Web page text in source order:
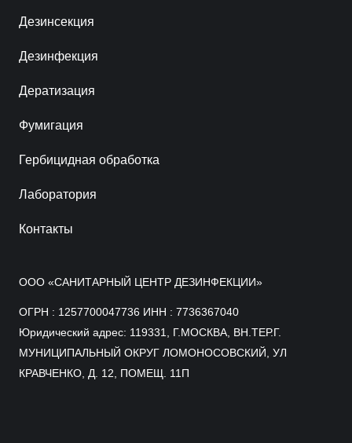
Дезинсекция
Дезинфекция
Дератизация
Фумигация
Гербицидная обработка
Лаборатория
Контакты
ООО «САНИТАРНЫЙ ЦЕНТР ДЕЗИНФЕКЦИИ»
ОГРН : 1257700047736 ИНН : 7736367040
Юридический адрес: 119331, Г.МОСКВА, ВН.ТЕР.Г.
МУНИЦИПАЛЬНЫЙ ОКРУГ ЛОМОНОСОВСКИЙ, УЛ
КРАВЧЕНКО, Д. 12, ПОМЕЩ. 11П